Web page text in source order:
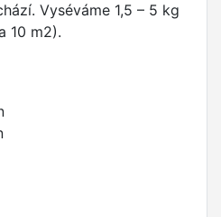
Vyséváme 1,5 – 5 kg
10 m2).